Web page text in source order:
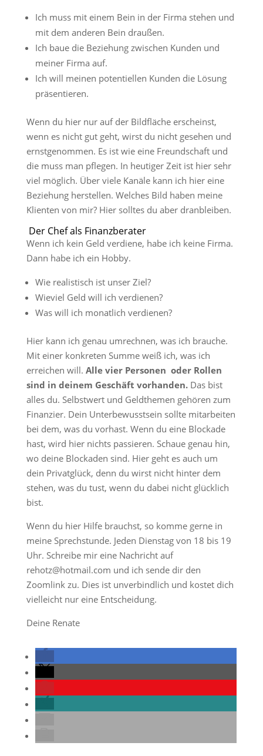
Ich muss mit einem Bein in der Firma stehen und
mit dem anderen Bein draußen.
Ich baue die Beziehung zwischen Kunden und
meiner Firma auf.
Ich will meinen potentiellen Kunden die Lösung
präsentieren.
Wenn du hier nur auf der Bildfläche erscheinst,
wenn es nicht gut geht, wirst du nicht gesehen und
ernstgenommen. Es ist wie eine Freundschaft und
die muss man pflegen. In heutiger Zeit ist hier sehr
viel möglich. Über viele Kanäle kann ich hier eine
Beziehung herstellen. Welches Bild haben meine
Klienten von mir? Hier solltes du aber dranbleiben.
Der Chef als Finanzberater
Wenn ich kein Geld verdiene, habe ich keine Firma.
Dann habe ich ein Hobby.
Wie realistisch ist unser Ziel?
Wieviel Geld will ich verdienen?
Was will ich monatlich verdienen?
Hier kann ich genau umrechnen, was ich brauche.
Mit einer konkreten Summe weiß ich, was ich
erreichen will. Alle vier Personen oder Rollen
sind in deinem Geschäft vorhanden.Das bist
alles du. Selbstwert und Geldthemen gehören zum
Finanzier. Dein Unterbewusstsein sollte mitarbeiten
bei dem, was du vorhast. Wenn du eine Blockade
hast, wird hier nichts passieren. Schaue genau hin,
wo deine Blockaden sind. Hier geht es auch um
dein Privatglück, denn du wirst nicht hinter dem
stehen, was du tust, wenn du dabei nicht glücklich
bist.
Wenn du hier Hilfe brauchst, so komme gerne in
meine Sprechstunde. Jeden Dienstag von 18 bis 19
Uhr. Schreibe mir eine Nachricht auf
rehotz@hotmail.com und ich sende dir den
Zoomlink zu. Dies ist unverbindlich und kostet dich
vielleicht nur eine Entscheidung.
Deine Renate